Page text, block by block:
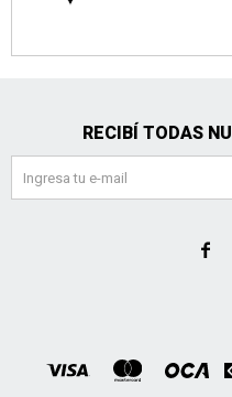
RECIBÍ TODAS
